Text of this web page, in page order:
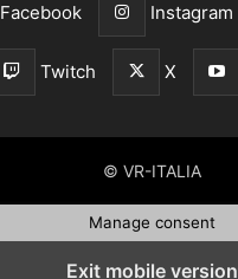
Facebook Instagram
Twitch X
© VR-ITALIA
Manage consent
Exit mobile version